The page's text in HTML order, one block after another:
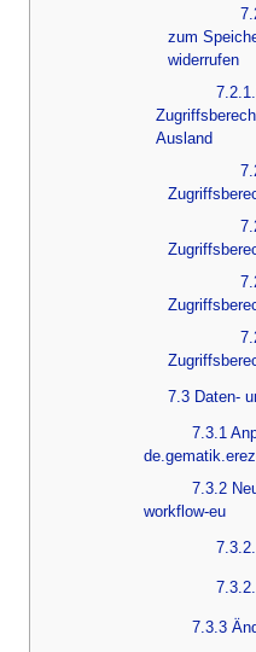
zum
widerrufen
Ausland
7.3 Daten-
7.3.1
7.3.2
workflow-eu
7.3.3